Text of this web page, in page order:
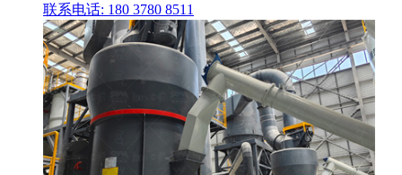
联系电话: 180 3780 8511